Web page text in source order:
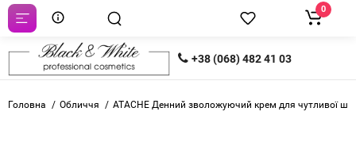
+38 (068) 482 41 03
0
Головна Обличчя ATACHE Денний зволожуючий крем для чутливої